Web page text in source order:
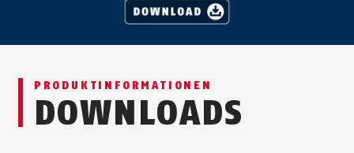
PRODUKTINFORMATIONEN
DOWNLOADS